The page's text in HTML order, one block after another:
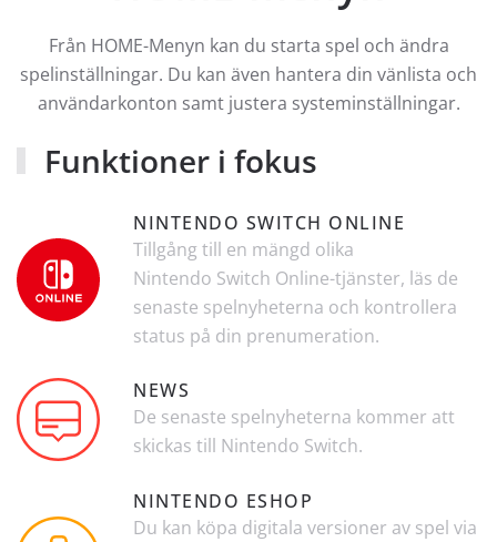
Från HOME-Menyn kan du starta spel och ändra
spelinställningar. Du kan även hantera din vänlista och
användarkonton samt justera systeminställningar.
Funktioner i fokus
NINTENDO SWITCH ONLINE
Tillgång till en mängd olika
Nintendo Switch Online-tjänster, läs de
senaste spelnyheterna och kontrollera
status på din prenumeration.
NEWS
De senaste spelnyheterna kommer att
skickas till Nintendo Switch.
NINTENDO ESHOP
Du kan köpa digitala versioner av spel via